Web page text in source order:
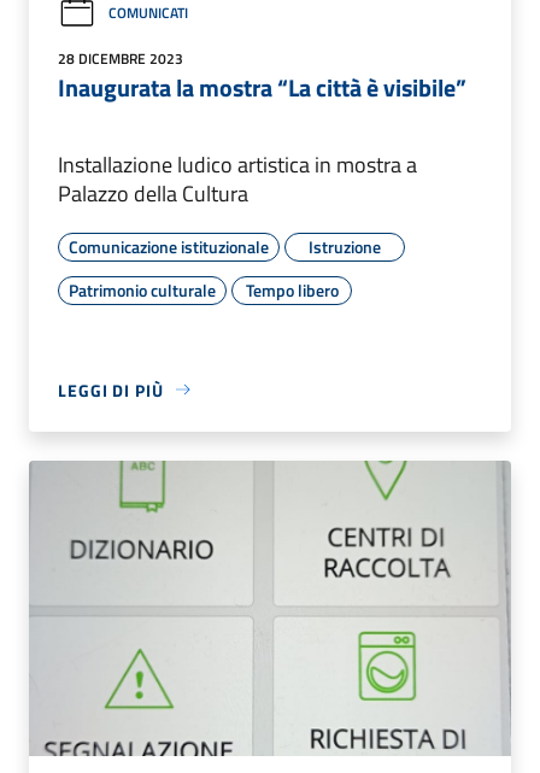
COMUNICATI
28 DICEMBRE 2023
Inaugurata la mostra “La città è visibile”
Installazione ludico artistica in mostra a
Palazzo della Cultura
Comunicazione istituzionale
Istruzione
Patrimonio culturale
Tempo libero
LEGGI DI PIÙ